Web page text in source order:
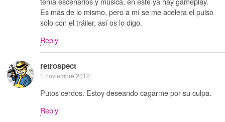
Es más de lo mismo, pero a mí se me acelera el pulso
solo con el tráiler, así os lo digo.
Reply
retrospect
1 noviembre 2012
Putos cerdos. Estoy deseando cagarme por su culpa.
Reply